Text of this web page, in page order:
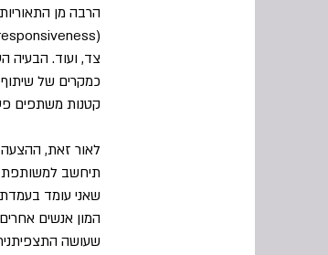
הרבה מן
צד, ועוד. הבעיה
כמקרים של
קטנות משתפים
לאור זאת, ההצעה
תיחשב למשותפת
שאני עומד
המון אנשים
שעושה